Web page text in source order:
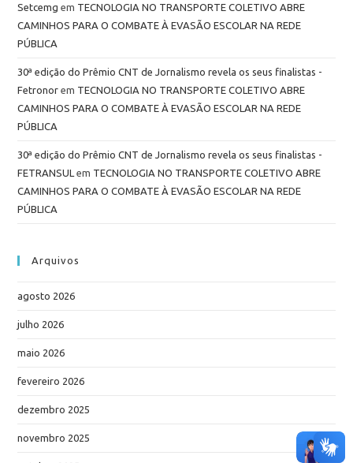
Setcemg em TECNOLOGIA NO TRANSPORTE COLETIVO ABRE
CAMINHOS PARA O COMBATE À EVASÃO ESCOLAR NA REDE
PÚBLICA
30ª edição do Prêmio CNT de Jornalismo revela os seus finalistas -
Fetronor em TECNOLOGIA NO TRANSPORTE COLETIVO ABRE
CAMINHOS PARA O COMBATE À EVASÃO ESCOLAR NA REDE
PÚBLICA
30ª edição do Prêmio CNT de Jornalismo revela os seus finalistas -
FETRANSUL em TECNOLOGIA NO TRANSPORTE COLETIVO ABRE
CAMINHOS PARA O COMBATE À EVASÃO ESCOLAR NA REDE
PÚBLICA
Arquivos
agosto 2026
julho 2026
maio 2026
fevereiro 2026
dezembro 2025
novembro 2025